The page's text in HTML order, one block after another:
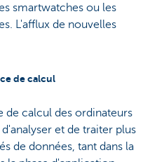
smartwatches ou les
L'afflux de nouvelles
de calcul
de calcul des ordinateurs
et de traiter plus
de données, tant dans la